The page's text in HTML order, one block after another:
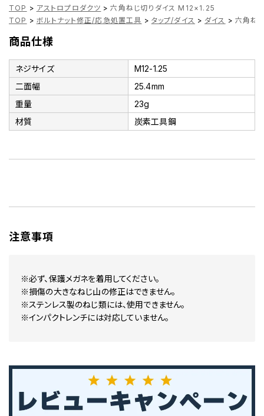
TOP > アストロプロダクツ > 六角ねじ切りダイス M12×1.25
TOP > ボルトナット修正/応急処置工具 > タップ/ダイス > ダイス > 六角ね
商品仕様
ネジサイズ
M12-1.25
二面幅
25.4mm
重量
23g
材質
炭素工具鋼
注意事項
※必ず、保護メガネを着用してください。
※損傷の大きなねじ山の修正はできません。
※ステンレス製のねじ類には、使用できません。
※インパクトレンチには対応していません。